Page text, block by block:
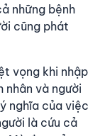
những bệnh
cũng phát
vọng khi nhập
nhân và người
nghĩa của việc
là cứu cả